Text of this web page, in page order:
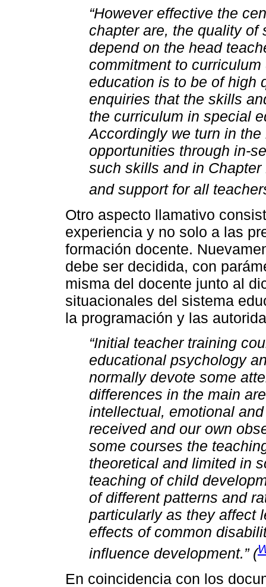
“However effective the
chapter are, the quality
depend on the head
commitment to
education is to be of high
enquiries that the skills
the curriculum in special
Accordingly we turn in
opportunities through in-
such skills and in
and support for all
Otro aspecto llamativo
experiencia y no solo a las
formación docente.
debe ser decidida, con
misma del docente junto al
situacionales del sistema
la programación y las
“Initial teacher training
educational psychology
normally devote some
differences in the main
intellectual, emotional
received and our own
some courses the
theoretical and limited in
teaching of child
of different patterns and
particularly as they affect
effects of common
influence development.” (
En coincidencia con los